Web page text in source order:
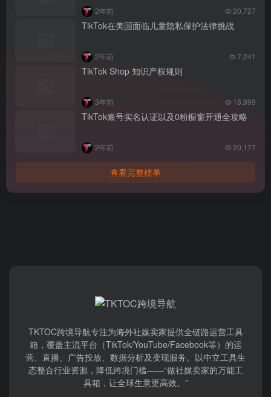
2年前 20,727
TikTok在美国面临儿童隐私保护法律挑战
2年前 7,241
TikTok Shop 知识产权规则
3年前 18,899
TikTok账号实名认证以及0粉橱窗开通全攻略
2年前 20,177
查看完整榜单
TKTOC跨境导航​专注为海外社媒卖家提供全链路运营工具
箱，覆盖主流平台（TikTok/YouTube/Facebook等）​的运
营、直播、广告投放、数据分析及变现服务。以中立工具生
态整合行业资源，降低跨境门槛——“做社媒卖家的万能工
具箱，让全球生意更高效。”